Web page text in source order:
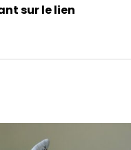
sur le lien